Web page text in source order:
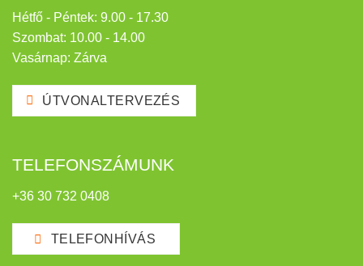
Hétfő - Péntek: 9.00 - 17.30
Szombat: 10.00 - 14.00
Vasárnap: Zárva
ÚTVONALTERVEZÉS
TELEFONSZÁMUNK
+36 30 732 0408
TELEFONHÍVÁS